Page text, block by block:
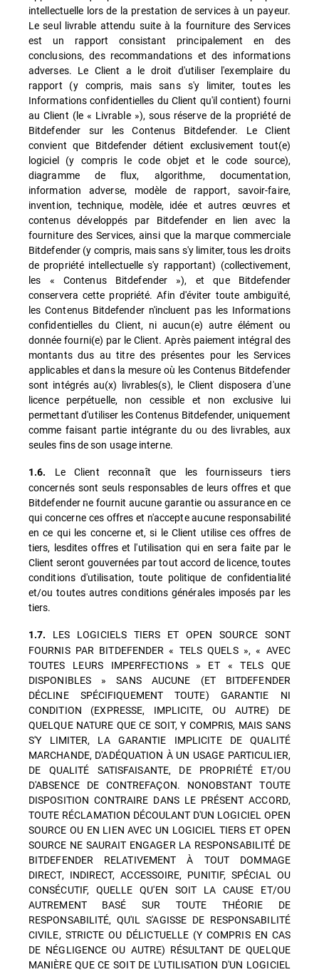
intellectuelle lors de la prestation de services à un payeur.
Le seul livrable attendu suite à la fourniture des Services
est un rapport consistant principalement en des
conclusions, des recommandations et des informations
adverses. Le Client a le droit d'utiliser l'exemplaire du
rapport (y compris, mais sans s'y limiter, toutes les
Informations confidentielles du Client qu'il contient) fourni
au Client (le « Livrable »), sous réserve de la propriété de
Bitdefender sur les Contenus Bitdefender. Le Client
convient que Bitdefender détient exclusivement tout(e)
logiciel (y compris le code objet et le code source),
diagramme de flux, algorithme, documentation,
information adverse, modèle de rapport, savoir-faire,
invention, technique, modèle, idée et autres œuvres et
contenus développés par Bitdefender en lien avec la
fourniture des Services, ainsi que la marque commerciale
Bitdefender (y compris, mais sans s'y limiter, tous les droits
de propriété intellectuelle s'y rapportant) (collectivement,
les « Contenus Bitdefender »), et que Bitdefender
conservera cette propriété. Afin d'éviter toute ambiguïté,
les Contenus Bitdefender n'incluent pas les Informations
confidentielles du Client, ni aucun(e) autre élément ou
donnée fourni(e) par le Client. Après paiement intégral des
montants dus au titre des présentes pour les Services
applicables et dans la mesure où les Contenus Bitdefender
sont intégrés au(x) livrables(s), le Client disposera d'une
licence perpétuelle, non cessible et non exclusive lui
permettant d'utiliser les Contenus Bitdefender, uniquement
comme faisant partie intégrante du ou des livrables, aux
seules fins de son usage interne.
1.6.
Le Client reconnaît que les fournisseurs tiers
concernés sont seuls responsables de leurs offres et que
Bitdefender ne fournit aucune garantie ou assurance en ce
qui concerne ces offres et n'accepte aucune responsabilité
en ce qui les concerne et, si le Client utilise ces offres de
tiers, lesdites offres et l'utilisation qui en sera faite par le
Client seront gouvernées par tout accord de licence, toutes
conditions d'utilisation, toute politique de confidentialité
et/ou toutes autres conditions générales imposés par les
tiers.
1.7.
LES LOGICIELS TIERS ET OPEN SOURCE SONT
FOURNIS PAR BITDEFENDER « TELS QUELS », « AVEC
TOUTES LEURS IMPERFECTIONS » ET « TELS QUE
DISPONIBLES » SANS AUCUNE (ET BITDEFENDER
DÉCLINE SPÉCIFIQUEMENT TOUTE) GARANTIE NI
CONDITION (EXPRESSE, IMPLICITE, OU AUTRE) DE
QUELQUE NATURE QUE CE SOIT, Y COMPRIS, MAIS SANS
S'Y LIMITER, LA GARANTIE IMPLICITE DE QUALITÉ
MARCHANDE, D'ADÉQUATION À UN USAGE PARTICULIER,
DE QUALITÉ SATISFAISANTE, DE PROPRIÉTÉ ET/OU
D'ABSENCE DE CONTREFAÇON. NONOBSTANT TOUTE
DISPOSITION CONTRAIRE DANS LE PRÉSENT ACCORD,
TOUTE RÉCLAMATION DÉCOULANT D'UN LOGICIEL OPEN
SOURCE OU EN LIEN AVEC UN LOGICIEL TIERS ET OPEN
SOURCE NE SAURAIT ENGAGER LA RESPONSABILITÉ DE
BITDEFENDER RELATIVEMENT À TOUT DOMMAGE
DIRECT, INDIRECT, ACCESSOIRE, PUNITIF, SPÉCIAL OU
CONSÉCUTIF, QUELLE QU'EN SOIT LA CAUSE ET/OU
AUTREMENT BASÉ SUR TOUTE THÉORIE DE
RESPONSABILITÉ, QU'IL S'AGISSE DE RESPONSABILITÉ
CIVILE, STRICTE OU DÉLICTUELLE (Y COMPRIS EN CAS
DE NÉGLIGENCE OU AUTRE) RÉSULTANT DE QUELQUE
MANIÈRE QUE CE SOIT DE L'UTILISATION D'UN LOGICIEL